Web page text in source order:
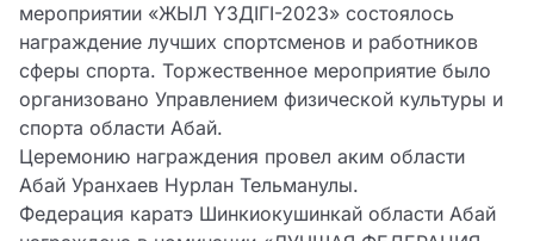
мероприятии «ЖЫЛ ҮЗДІГІ-2023» состоялось
награждение лучших спортсменов и работников
сферы спорта. Торжественное мероприятие было
организовано Управлением физической культуры и
спорта области Абай.
Церемонию награждения провел аким области
Абай Уранхаев Нурлан Тельманулы.
Федерация каратэ Шинкиокушинкай области Абай